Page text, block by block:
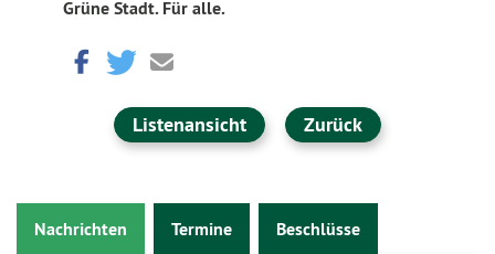
Grüne Stadt. Für alle.
Listenansicht Zurück
Nachrichten Termine Beschlüsse